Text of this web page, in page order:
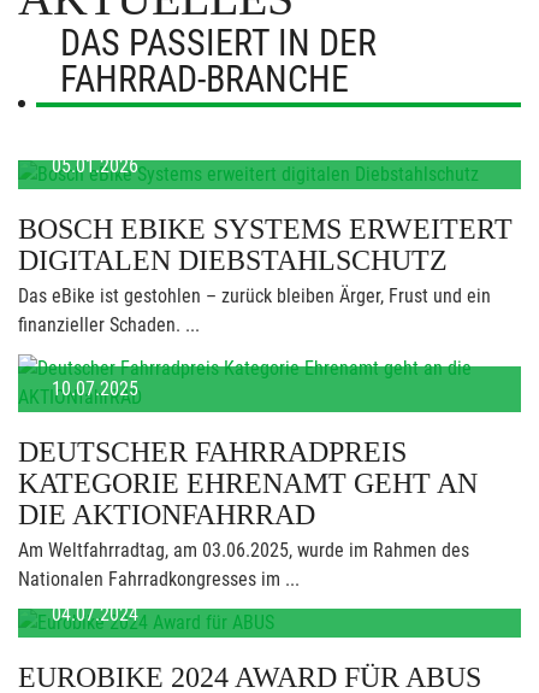
DAS PASSIERT IN DER
FAHRRAD-BRANCHE
05.01.2026
BOSCH EBIKE SYSTEMS ERWEITERT
DIGITALEN DIEBSTAHLSCHUTZ
Das eBike ist gestohlen – zurück bleiben Ärger, Frust und ein
finanzieller Schaden. ...
10.07.2025
DEUTSCHER FAHRRADPREIS
KATEGORIE EHRENAMT GEHT AN
DIE AKTIONFAHRRAD
Am Weltfahrradtag, am 03.06.2025, wurde im Rahmen des
Nationalen Fahrradkongresses im ...
04.07.2024
EUROBIKE 2024 AWARD FÜR ABUS